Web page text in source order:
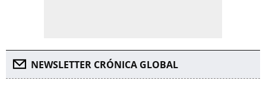
NEWSLETTER CRÓNICA GLOBAL